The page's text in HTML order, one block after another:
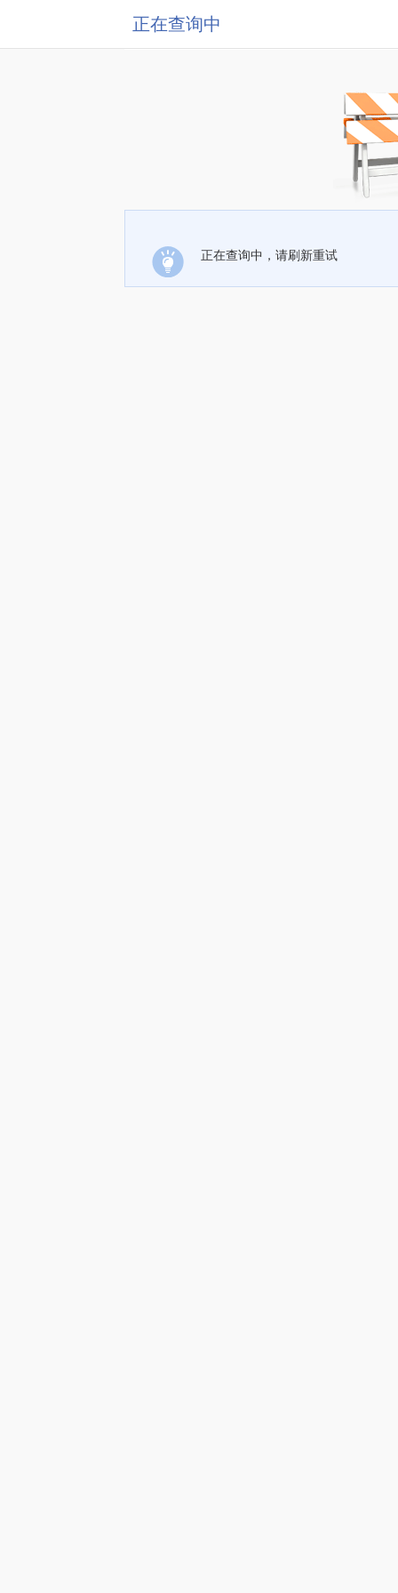
正在查询中
正在查询中，请刷新重试